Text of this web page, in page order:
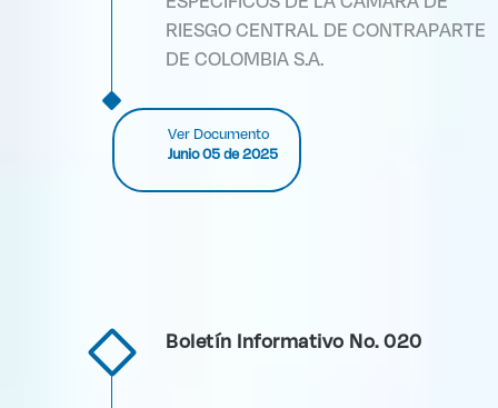
RIESGO CENTRAL DE CONTRAPARTE
DE COLOMBIA S.A.
Ver Documento
Junio 05 de 2025
Boletín Informativo No. 020